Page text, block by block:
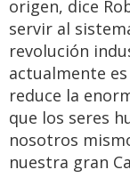
origen, dice
servir al
revolución
actualmente
reduce la
que los seres
nosotros
nuestra gran